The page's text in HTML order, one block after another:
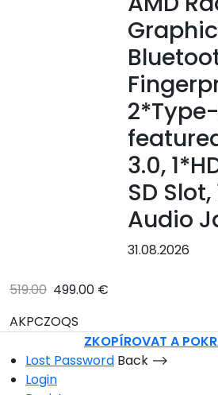
3.0,
SD
Audio
31.08.2026
519.00 499.00 €
AKPCZOQS
ZKOPÍROVAT A
Lost Password Back ⟶
Login